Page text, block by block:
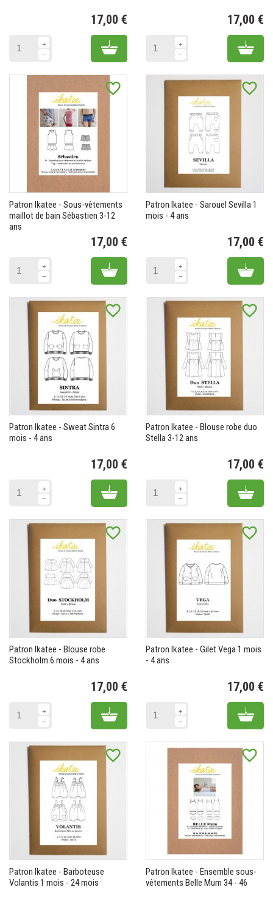
17,00 €
Add to cart
17,00 €
Add
favorite_border
Patron Ikatee - Sous-vêtements
maillot de bain Sébastien 3-12
ans
17,00 €
Add to cart
favorite_border
Patron Ikatee - Sarouel Sevilla 1
mois - 4 ans
17,00 €
Add
favorite_border
Patron Ikatee - Sweat Sintra 6
mois - 4 ans
17,00 €
Add to cart
favorite_border
Patron Ikatee - Blouse robe duo
Stella 3-12 ans
17,00 €
Add
favorite_border
Patron Ikatee - Blouse robe
Stockholm 6 mois - 4 ans
17,00 €
Add to cart
favorite_border
Patron Ikatee - Gilet Vega 1 mois
- 4 ans
17,00 €
Add
favorite_border
Patron Ikatee - Barboteuse
Volantis 1 mois - 24 mois
favorite_border
Patron Ikatee - Ensemble sous-
vêtements Belle Mum 34 - 46